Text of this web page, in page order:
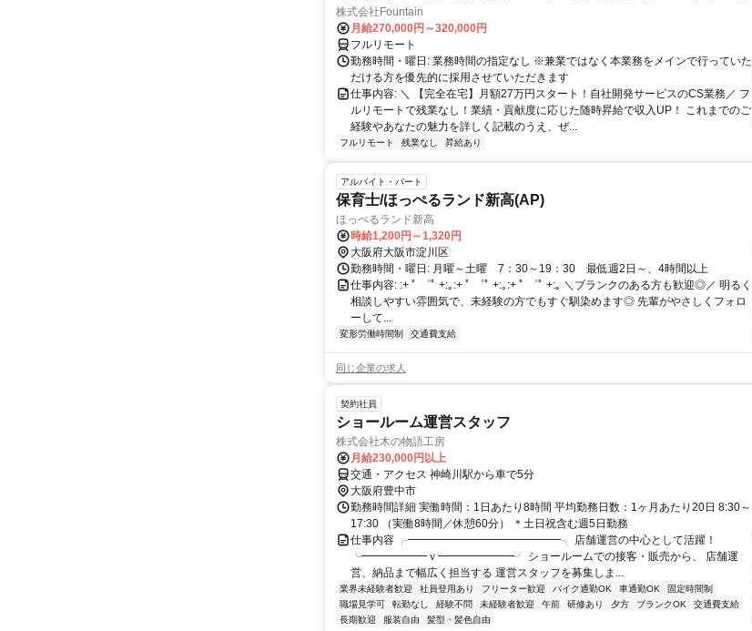
株式会社Fountain
月給270,000円～320,000円
フルリモート
勤務時間・曜日: 業務時間の指定なし ※兼業ではなく本業務をメインで行っていた
だける方を優先的に採用させていただきます
仕事内容: ＼ 【完全在宅】月額27万円スタート！自社開発サービスのCS業務／ フ
ルリモートで残業なし！業績・貢献度に応じた随時昇給で収入UP！ これまでのご
経験やあなたの魅力を詳しく記載のうえ、ぜ...
フルリモート 残業なし 昇給あり
アルバイト・パート
保育士/ほっぺるランド新高(AP)
ほっぺるランド新高
時給1,200円～1,320円
大阪府大阪市淀川区
勤務時間・曜日: 月曜～土曜 7：30～19：30 最低週2日～、4時間以上
仕事内容: :+ ﾟ ゜ﾟ +:｡:+ ﾟ ゜ﾟ +:｡:+ ﾟ ゜ﾟ +:｡ ＼ブランクのある方も歓迎◎／ 明るく
相談しやすい雰囲気で、未経験の方でもすぐ馴染めます◎ 先輩がやさしくフォロ
ーして...
変形労働時間制 交通費支給
同じ企業の求人
契約社員
ショールーム運営スタッフ
株式会社木の物語工房
月給230,000円以上
交通・アクセス 神崎川駅から車で5分
大阪府豊中市
勤務時間詳細 実働時間：1日あたり8時間 平均勤務日数：1ヶ月あたり20日 8:30～
17:30 （実働8時間／休憩60分） ＊土日祝含む週5日勤務
仕事内容 ╭━━━━━━━━━━━━━━╮ 店舗運営の中心として活躍！
╰━━━━━━ｖ━━━━━━━╯ ショールームでの接客・販売から、 店舗運
営、納品まで幅広く担当する 運営スタッフを募集しま...
業界未経験者歓迎 社員登用あり フリーター歓迎 バイク通勤OK 車通勤OK
固定時間制
職場見学可
転勤なし 経験不問 未経験者歓迎 午前 研修あり 夕方 ブランクOK
交通費支給
長期歓迎
服装自由 髪型・髪色自由